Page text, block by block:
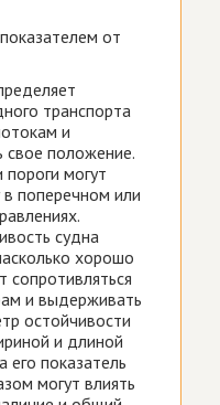
от
транспорта
и
свое положение.
могут
поперечном или
судна
хорошо
сопротивляться
и выдерживать
остойчивости
и длиной
его показатель
могут влиять